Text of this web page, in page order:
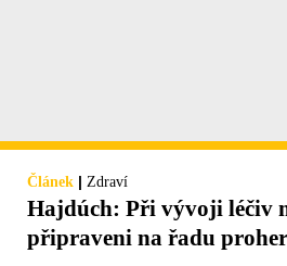
Článek | Zdraví
Hajdúch: Při vývoji léčiv
připraveni na řadu proher